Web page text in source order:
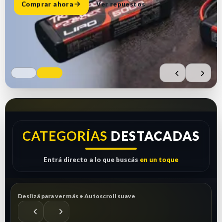
Comprar ahora Ver repuestos
CATEGORÍAS DESTACADAS
Entrá directo a lo que buscás en un toque
Deslizá para ver más • Autoscroll suave